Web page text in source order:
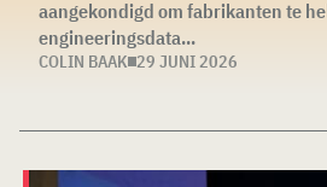
aangekondigd om fabrikanten te
engineeringsdata...
COLIN BAAK 29 JUNI 2026